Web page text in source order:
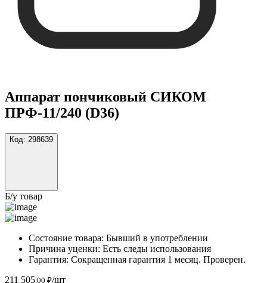
Аппарат пончиковый СИКОМ
ПРФ-11/240 (D36)
Код: 298639
Б/у товар
Состояние товара: Бывший в употреблении
Причина уценки: Есть следы использования
Гарантия: Сокращенная гарантия 1 месяц. Проверен.
211 505 ,00 ₽/шт